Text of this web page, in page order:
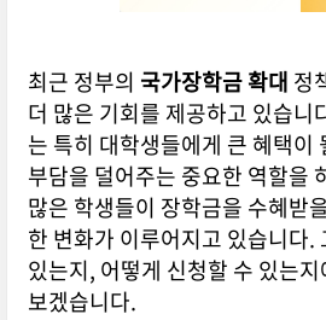
최근 정부의 국가장학금 확대 정
더 많은 기회를 제공하고 있습니
는 특히 대학생들에게 큰 혜택이
부담을 덜어주는 중요한 역할을
많은 학생들이 장학금을 수혜받
한 변화가 이루어지고 있습니다.
있는지, 어떻게 신청할 수 있는
보겠습니다.